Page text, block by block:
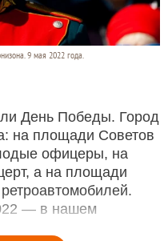
9 мая 2022 года.
День Победы. Город
на площади Советов
офицеры, на
а на площади
— в нашем